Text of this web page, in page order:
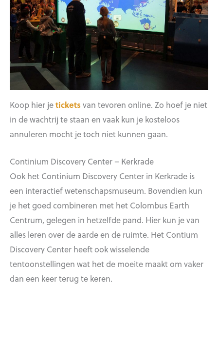
Koop hier jetickets van tevoren online. Zo hoef je niet
in de wachtrij te staan en vaak kun je kosteloos
annuleren mocht je toch niet kunnen gaan.
Continium Discovery Center – Kerkrade
Ook het Continium Discovery Center in Kerkrade is
een interactief wetenschapsmuseum. Bovendien kun
je het goed combineren met het Colombus Earth
Centrum, gelegen in hetzelfde pand. Hier kun je van
alles leren over de aarde en de ruimte. Het Contium
Discovery Center heeft ook wisselende
tentoonstellingen wat het de moeite maakt om vaker
dan een keer terug te keren.